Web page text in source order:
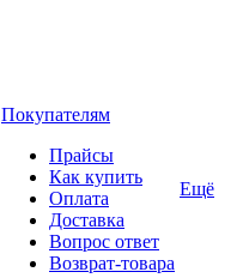
Покупателям
Прайсы
Как купить
Оплата
Доставка
Вопрос ответ
Возврат-товара
Ещё